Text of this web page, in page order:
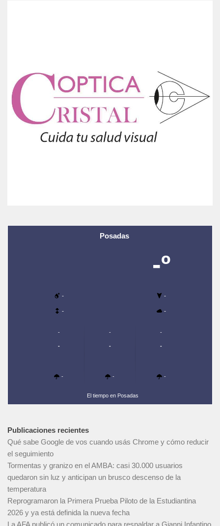
Posadas
-º
- -
- -
-
-
-
-
-
-
-
-
-
El tiempo en Posadas
Publicaciones recientes
Qué sabe Google de vos cuando usás Chrome y cómo reducir
el seguimiento
Tormentas y granizo en el AMBA: casi 30.000 usuarios
quedaron sin luz y anticipan un brusco descenso de la
temperatura
Reprogramaron la Primera Prueba Piloto de la Estudiantina
2026 y ya está definida la nueva fecha
La AFA publicó un comunicado para respaldar a Gianni Infantino